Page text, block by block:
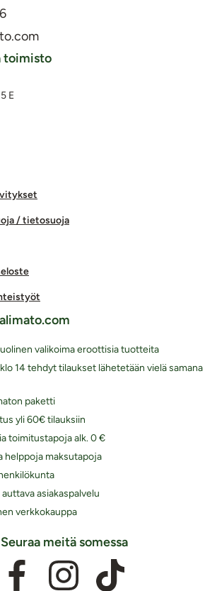
/ tietosuoja
toimisto
E
valikoima eroottisia tuotteita
14 tehdyt tilaukset lähetetään vielä samana
paketti
yli 60€ tilauksiin
toimitustapoja alk. 0 €
helppoja maksutapoja
asiakaspalvelu
verkkokauppa
Seuraa meitä somessa